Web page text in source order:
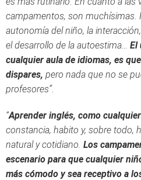
campamentos, son muchísimas.
autonomía del niño, la
el desarrollo de la autoestima… El
cualquier aula de idiomas, es
dispares, pero nada que no se
profesores”.
“Aprender inglés, como
constancia, habito y, sobre todo,
natural y cotidiano. Los
escenario para que cualquier
más cómodo y sea receptivo a